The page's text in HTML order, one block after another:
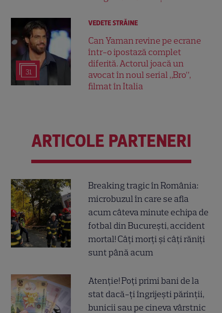
31
VEDETE STRĂINE
Can Yaman revine pe ecrane
într-o ipostază complet
diferită. Actorul joacă un
avocat în noul serial „Bro”,
filmat în Italia
ARTICOLE PARTENERI
Breaking tragic în România:
microbuzul în care se afla
acum câteva minute echipa de
fotbal din București, accident
mortal! Câți morți și câți răniți
sunt până acum
Atenție! Poți primi bani de la
stat dacă-ți îngrijești părinții,
bunicii sau pe cineva vârstnic